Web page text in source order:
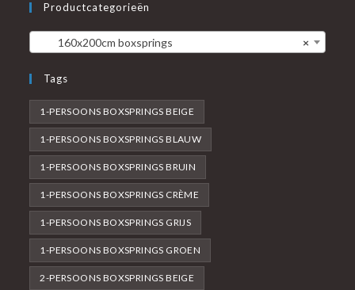
Productcategorieën
×
160x200cm boxsprings
Tags
1-PERSOONS BOXSPRINGS BEIGE
1-PERSOONS BOXSPRINGS BLAUW
1-PERSOONS BOXSPRINGS BRUIN
1-PERSOONS BOXSPRINGS CRÈME
1-PERSOONS BOXSPRINGS GRIJS
1-PERSOONS BOXSPRINGS GROEN
2-PERSOONS BOXSPRINGS BEIGE